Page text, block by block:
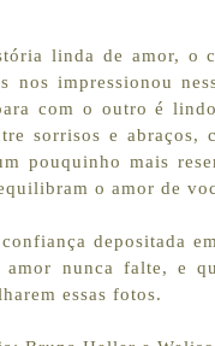
linda de amor, o
nos impressionou
com o outro é
sorrisos e
pouquinho mais
o amor de
depositada
amor nunca falte, e
essas fotos.